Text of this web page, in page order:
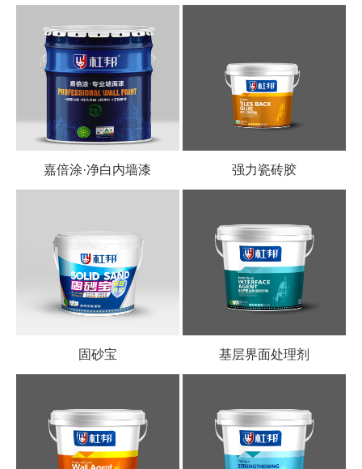
嘉倍涂·净白内墙漆 强力瓷砖胶
固砂宝 基层界面处理剂